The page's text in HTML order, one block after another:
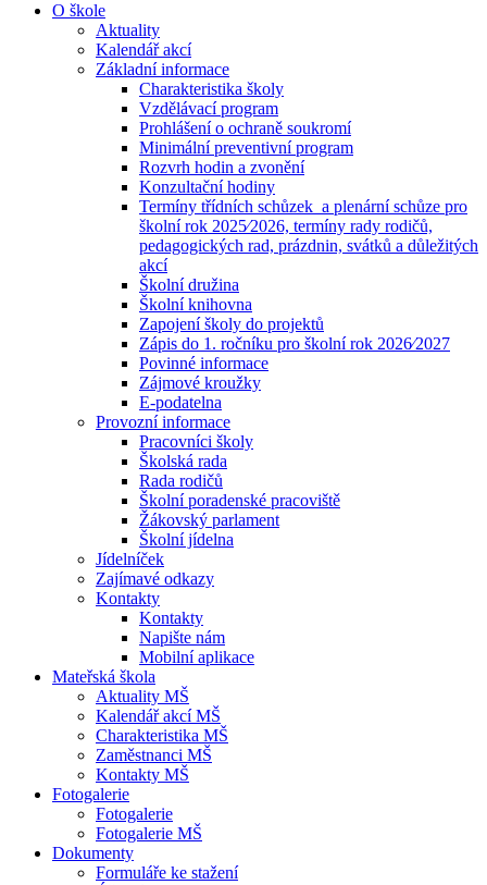
O škole
Aktuality
Kalendář akcí
Základní informace
Charakteristika školy
Vzdělávací program
Prohlášení o ochraně soukromí
Minimální preventivní program
Rozvrh hodin a zvonění
Konzultační hodiny
Termíny třídních schůzek a plenární schůze pro
školní rok 2025⁄2026, termíny rady rodičů,
pedagogických rad, prázdnin, svátků a důležitých
akcí
Školní družina
Školní knihovna
Zapojení školy do projektů
Zápis do 1. ročníku pro školní rok 2026⁄2027
Povinné informace
Zájmové kroužky
E-podatelna
Provozní informace
Pracovníci školy
Školská rada
Rada rodičů
Školní poradenské pracoviště
Žákovský parlament
Školní jídelna
Jídelníček
Zajímavé odkazy
Kontakty
Kontakty
Napište nám
Mobilní aplikace
Mateřská škola
Aktuality MŠ
Kalendář akcí MŠ
Charakteristika MŠ
Zaměstnanci MŠ
Kontakty MŠ
Fotogalerie
Fotogalerie
Fotogalerie MŠ
Dokumenty
Formuláře ke stažení